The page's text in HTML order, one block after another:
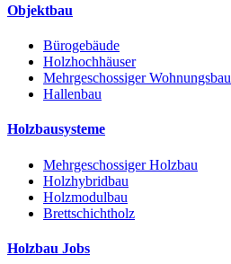
Objektbau
Bürogebäude
Holzhochhäuser
Mehrgeschossiger Wohnungsbau
Hallenbau
Holzbausysteme
Mehrgeschossiger Holzbau
Holzhybridbau
Holzmodulbau
Brettschichtholz
Holzbau Jobs